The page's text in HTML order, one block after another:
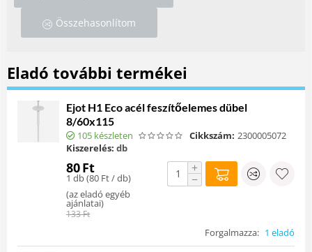
Összehasonlítom
Eladó további termékei
Ejot H1 Eco acél feszítőelemes dübel
8/60x115
105 készleten Cikkszám: 2300005072
Kiszerelés: db
80Ft
1 db (80 Ft/ db)
(az eladó egyéb
ajánlatai)
133Ft
+
−
Forgalmazza: 1 eladó